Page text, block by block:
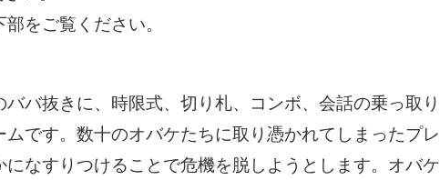
をご覧ください。
バ抜きに、時限式、切り札、コンボ、会話の乗っ取り
です。数十のオバケたちに取り憑かれてしまったプレ
なすりつけることで危機を脱しようとします。オバケ